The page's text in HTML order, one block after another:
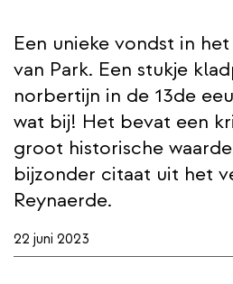
Een unieke vondst in
van Park. Een stukje
norbertijn in de 13de
wat bij! Het bevat een
groot historische
bijzonder citaat uit het
Reynaerde.
22 juni 2023